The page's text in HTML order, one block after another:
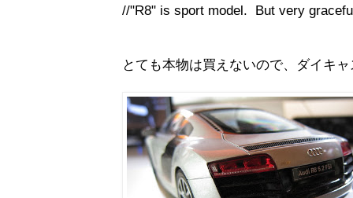
//"R8" is sport model. But very
とても本物は買えないので、ダイキ